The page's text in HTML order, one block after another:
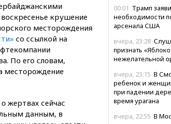
00:01 Трамп
необходимости
арсенала США
вчера, 23:28
признать
нежелательной
вчера, 23:15 В
ребенок и
при падении
время урагана
вчера, 22:55 В
крушение
месторождения
со ссылкой на
По его словам,
месторождение
жертвах сейчас
данным, в